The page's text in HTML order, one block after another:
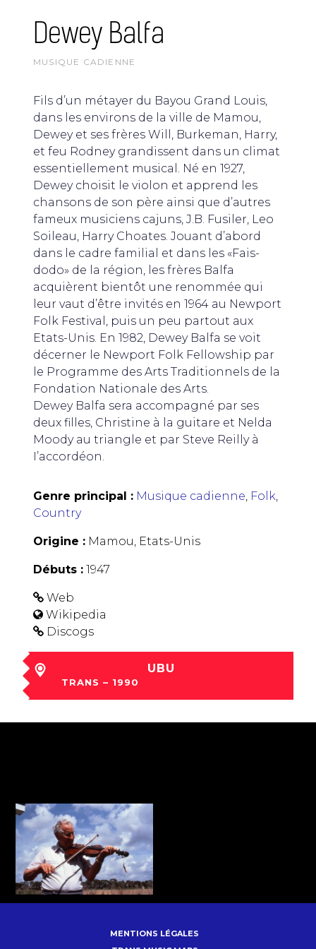
Dewey Balfa
MUSIQUE CADIENNE
Fils d’un métayer du Bayou Grand Louis,
dans les environs de la ville de Mamou,
Dewey et ses frères Will, Burkeman, Harry,
et feu Rodney grandissent dans un climat
essentiellement musical. Né en 1927,
Dewey choisit le violon et apprend les
chansons de son père ainsi que d’autres
fameux musiciens cajuns, J.B. Fusiler, Leo
Soileau, Harry Choates. Jouant d’abord
dans le cadre familial et dans les «Fais-
dodo» de la région, les frères Balfa
acquièrent bientôt une renommée qui
leur vaut d’être invités en 1964 au Newport
Folk Festival, puis un peu partout aux
Etats-Unis. En 1982, Dewey Balfa se voit
décerner le Newport Folk Fellowship par
le Programme des Arts Traditionnels de la
Fondation Nationale des Arts.
Dewey Balfa sera accompagné par ses
deux filles, Christine à la guitare et Nelda
Moody au triangle et par Steve Reilly à
I’accordéon.
Genre principal : Musique cadienne, Folk,
Country
Origine : Mamou, Etats-Unis
Débuts : 1947
Web
Wikipedia
Discogs
UBU
TRANS – 1990
MENTIONS LÉGALES